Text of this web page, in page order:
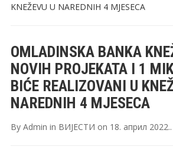
KNEŽEVU U NAREDNIH 4 MJESECA
OMLADINSKA BANKA
NOVIH PROJEKATA I 1
BIĆE REALIZOVANI U
NAREDNIH 4 MJESECA
By Admin in ВИЈЕСТИ on 18. април 2022..